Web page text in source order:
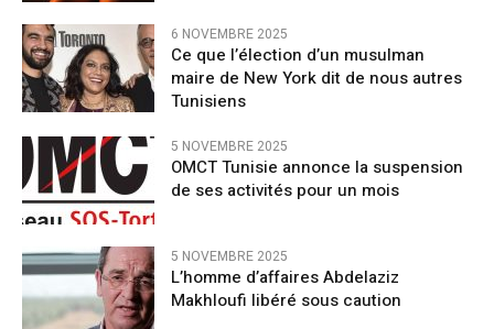
6 NOVEMBRE 2025
Ce que l’élection d’un musulman
maire de New York dit de nous autres
Tunisiens
5 NOVEMBRE 2025
OMCT Tunisie annonce la suspension
de ses activités pour un mois
5 NOVEMBRE 2025
L’homme d’affaires Abdelaziz
Makhloufi libéré sous caution